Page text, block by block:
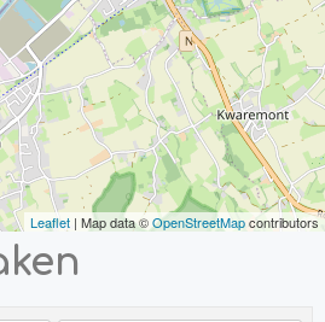
Leaflet | Map data ©OpenStreetMapcontributors